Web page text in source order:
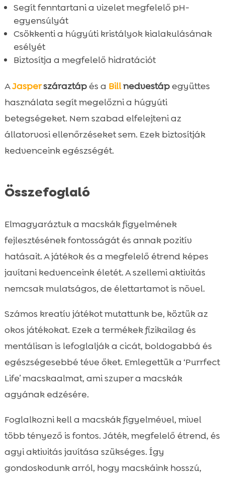
Segít fenntartani a vizelet megfelelő pH-
egyensúlyát
Csökkenti a húgyúti kristályok kialakulásának
esélyét
Biztosítja a megfelelő hidratációt
AJasperszáraztápés a Billnedvestápegyüttes
használata segít megelőzni a húgyúti
betegségeket. Nem szabad elfelejteni az
állatorvosi ellenőrzéseket sem. Ezek biztosítják
kedvenceink egészségét.
Összefoglaló
Elmagyaráztuk a macskák figyelmének
fejlesztésének fontosságát és annak pozitív
hatásait. A játékok és a megfelelő étrend képes
javítani kedvenceink életét. A szellemi aktivitás
nemcsak mulatságos, de élettartamot is növel.
Számos kreatív játékot mutattunk be, köztük az
okos játékokat. Ezek a termékek fizikailag és
mentálisan is lefoglalják a cicát, boldogabbá és
egészségesebbé téve őket. Emlegettük a ‘Purrfect
Life’ macskaalmat, ami szuper a macskák
agyának edzésére.
Foglalkozni kell a macskák figyelmével, mivel
több tényező is fontos. Játék, megfelelő étrend, és
agyi aktivitás javítása szükséges. Így
gondoskodunk arról, hogy macskáink hosszú,